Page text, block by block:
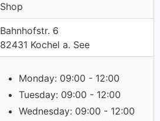
Shop
Bahnhofstr. 6
82431 Kochel a. See
Monday: 09:00 - 12:00
Tuesday: 09:00 - 12:00
Wednesday: 09:00 - 12:00